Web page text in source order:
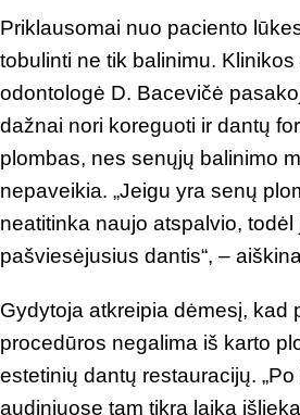
Priklausomai nuo paciento
tobulinti ne tik balinimu.
odontologė D. Bacevičė
dažnai nori koreguoti ir dantų
plombas, nes senųjų balinimo
nepaveikia. „Jeigu yra senų
neatitinka naujo atspalvio,
pašviesėjusius dantis“, –
Gydytoja atkreipia dėmesį, kad
procedūros negalima iš karto
estetinių dantų restauracijų.
audiniuose tam tikrą laiką